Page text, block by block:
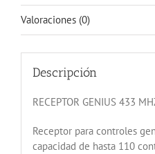
Valoraciones (0)
Descripción
RECEPTOR GENIUS 433
Receptor para controles
capacidad de hasta 110